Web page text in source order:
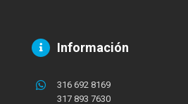
Información
316 692 8169
317 893 7630